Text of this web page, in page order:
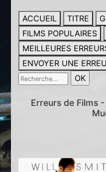
ACCUEIL TITRE
FILMS POPULAIRES
MEILLEURES
ENVOYER UNE
Erreurs de Films